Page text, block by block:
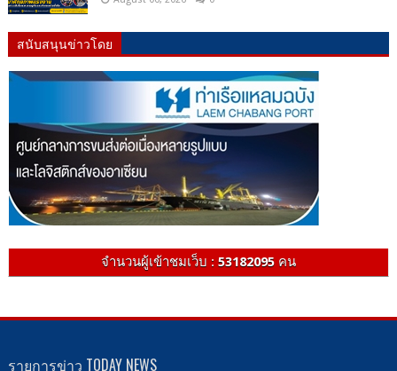
สนับสนุนข่าวโดย
จำนวนผู้เข้าชมเว็บ : 53182095คน
รายการข่าว TODAY NEWS